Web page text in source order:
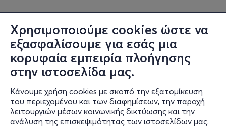
Χρησιμοποιούμε cookies ώστε να
εξασφαλίσουμε για εσάς μια
κορυφαία εμπειρία πλοήγησης
στην ιστοσελίδα μας.
Κάνουμε χρήση cookies με σκοπό την εξατομίκευση
του περιεχομένου και των διαφημίσεων, την παροχή
λειτουργιών μέσων κοινωνικής δικτύωσης και την
ανάλυση της επισκεψιμότητας των ιστοσελίδων μας.
Πληροφορίες
Υποστήριξη
Stay Connected